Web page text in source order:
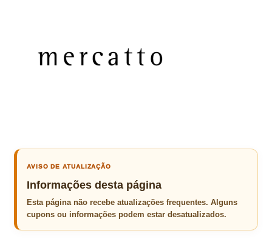
AVISO DE ATUALIZAÇÃO
Informações desta página
Esta página não recebe atualizações frequentes. Alguns
cupons ou informações podem estar desatualizados.